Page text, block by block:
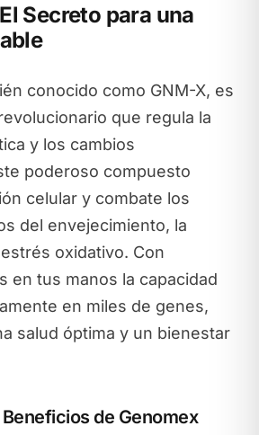
Secreto para una
conocido como GNM-X, es
que regula la
y los cambios
poderoso compuesto
celular y combate los
del envejecimiento, la
oxidativo. Con
en tus manos la capacidad
en miles de genes,
salud óptima y un bienestar
de Genomex